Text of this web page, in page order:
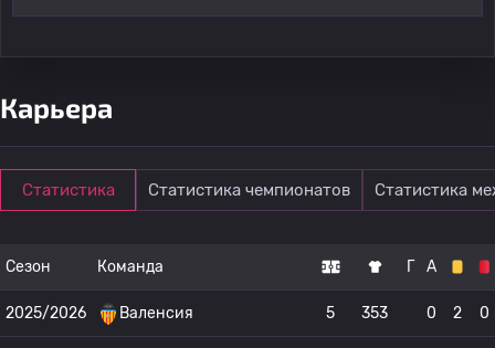
Карьера
Статистика Статистика чемпионатов Статистика
Сезон Команда Г А
2025/2026 Валенсия 5 353 0 2 0